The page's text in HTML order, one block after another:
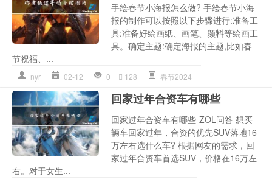
手绘春节小海报怎么做? 手绘春节小海
报的制作可以按照以下步骤进行:准备工
具:准备好绘画纸、画笔、颜料等绘画工
具。确定主题:确定海报的主题,比如春
节祝福、...
nyr 02-12 0 128 春节2024
回家过年合资车有哪些
回家过年合资车有哪些-ZOL问答 想买
辆车回家过年，合资的优先SUV落地16
万左右选什么车? 根据网友的需求，回
家过年合资车首选SUV，价格在16万左
右。对于女生...